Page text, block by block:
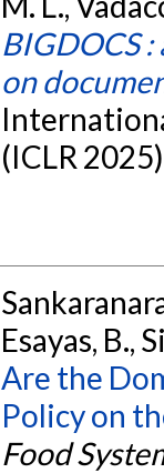
BIGDOCS
on
(ICLR
Esayas, B.,
Are the
Policy on
Food